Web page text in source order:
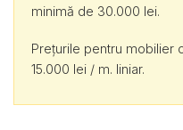
minimă de 30.000 lei.
Prețurile pentru mobilier
15.000 lei / m. liniar.